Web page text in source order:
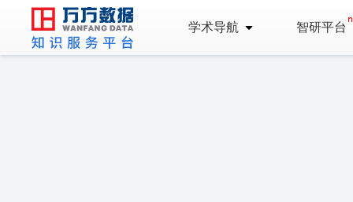
学术导航 智研平台